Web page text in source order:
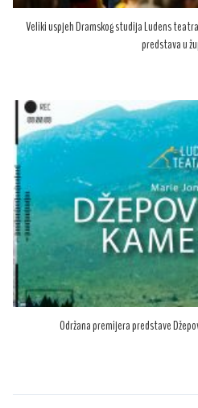
Veliki uspjeh Dramskog studija Ludens
predstava u
Održana premijera predstave